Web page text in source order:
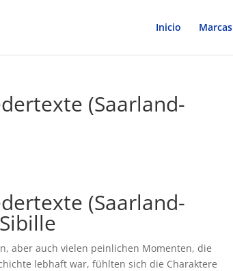
Inicio Marcas
(Saarland-
(Saarland-
aber auch vielen peinlichen Momenten, die
lebhaft war, fühlten sich die Charaktere